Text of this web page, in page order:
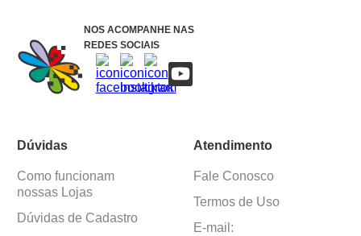
NOS ACOMPANHE NAS
REDES SOCIAIS
Dúvidas
Como funcionam
nossas Lojas
Dúvidas de Cadastro
Atendimento
Fale Conosco
Termos de Uso
E-mail: